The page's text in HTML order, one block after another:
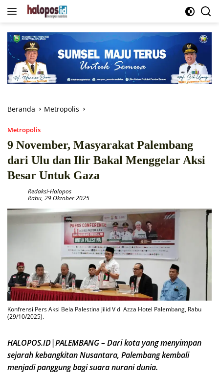
Langsung
Beranda Metropolis
Metropolis
9 November, Masyarakat Palembang
dari Ulu dan Ilir Bakal Menggelar Aksi
Besar Untuk Gaza
Redaksi-Halopos
Rabu, 29 Oktober 2025
Konfrensi Pers Aksi Bela Palestina Jilid V di Azza Hotel Palembang, Rabu
(29/10/2025).
HALOPOS.ID|PALEMBANG – Dari kota yang menyimpan
sejarah kebangkitan Nusantara, Palembang kembali
menjadi panggung bagi suara nurani dunia.